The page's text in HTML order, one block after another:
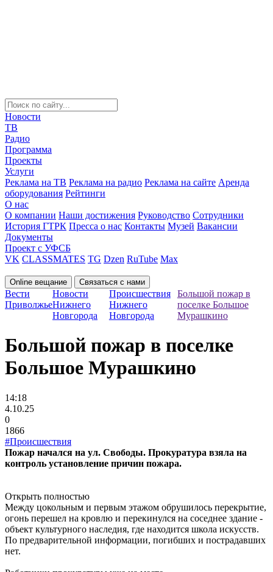
Новости
ТВ
Радио
Программа
Проекты
Услуги
Реклама на ТВ Реклама на радио Реклама на сайте Аренда
оборудования Рейтинги
О нас
О компании Наши достижения Руководство Сотрудники
История ГТРК Пресса о нас Контакты Музей Вакансии
Документы
Проект с УФСБ
VK CLASSMATES TG Dzen RuTube Max
Online вещание Связаться с нами
Вести
Приволжье
Новости
Нижнего
Новгорода
Происшествия
Нижнего
Новгорода
Большой пожар в
поселке Большое
Мурашкино
Большой пожар в поселке
Большое Мурашкино
14:18
4.10.25
0
1866
#Происшествия
Пожар начался на ул. Свободы. Прокуратура взяла на
контроль установление причин пожара.
Открыть полностью
Между цокольным и первым этажом обрушилось перекрытие,
огонь перешел на кровлю и перекинулся на соседнее здание -
объект культурного наследия, где находится школа искусств.
По предварительной информации, погибших и пострадавших
нет.